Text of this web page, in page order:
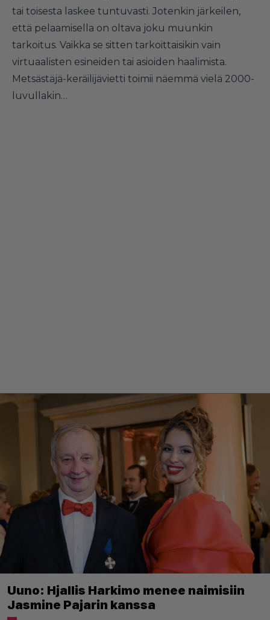
tai toisesta laskee tuntuvasti. Jotenkin järkeilen,
että pelaamisella on oltava joku muunkin
tarkoitus. Vaikka se sitten tarkoittaisikin vain
virtuaalisten esineiden tai asioiden haalimista.
Metsästäjä-keräilijävietti toimii näemmä vielä 2000-
luvullakin…
Uuno: Hjallis Harkimo menee naimisiin
Jasmine Pajarin kanssa